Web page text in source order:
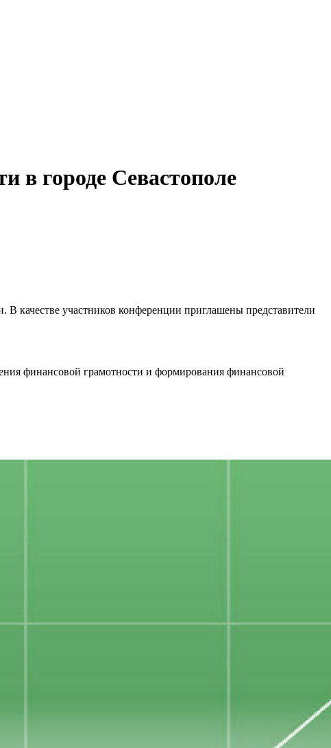
в городе Севастополе
качестве участников конференции приглашены представители
финансовой грамотности и формирования финансовой